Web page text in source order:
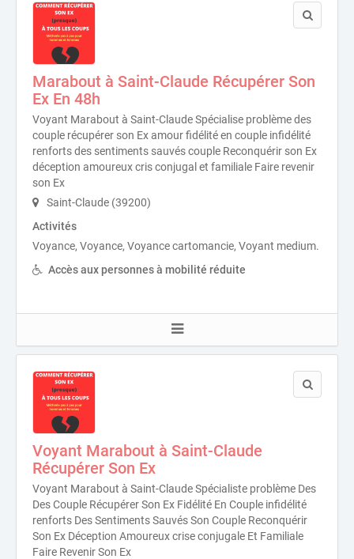
Marabout à Saint-Claude Récupérer Son
Ex En 48h
Voyant Marabout à Saint-Claude Spécialise problème des
couple récupérer son Ex amour fidélité en couple infidélité
renforts des sentiments sauvés couple Reconquérir son Ex
déception amoureux cris conjugal et familiale Faire revenir
son Ex
Saint-Claude (39200)
Activités
Voyance, Voyance, Voyance cartomancie, Voyant medium.
Accès aux personnes à mobilité réduite
Voyant Marabout à Saint-Claude
Récupérer Son Ex
Voyant Marabout à Saint-Claude Spécialiste problème Des
Des Couple Récupérer Son Ex Fidélité En Couple infidélité
renforts Des Sentiments Sauvés Son Couple Reconquérir
Son Ex Déception Amoureux crise conjugale Et Familiale
Faire Revenir Son Ex